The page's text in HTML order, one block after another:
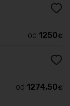
od 1250 €
od 1274,50 €